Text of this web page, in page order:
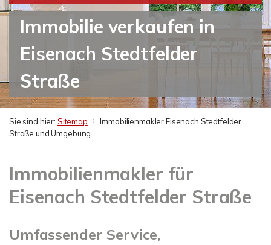
Immobilie verkaufen in
Eisenach Stedtfelder
Straße
Sie sind hier: Sitemap
Immobilienmakler Eisenach Stedtfelder
Straße und Umgebung
Immobilienmakler für
Eisenach Stedtfelder Straße
Umfassender Service,